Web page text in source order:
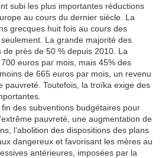
subi les plus importantes réductions
au cours du dernier siècle. La
grecques huit fois au cours des
La grande majorité des
près de 50 % depuis 2010. La
euros par mois, mais 45% des
de 665 euros par mois, un revenu
pauvreté. Toutefois, la troïka exige des
des subventions budgétaires pour
pauvreté, une augmentation de
l’abolition des dispositions des plans
dangereux et favorisant les mères au
antérieures, imposées par la